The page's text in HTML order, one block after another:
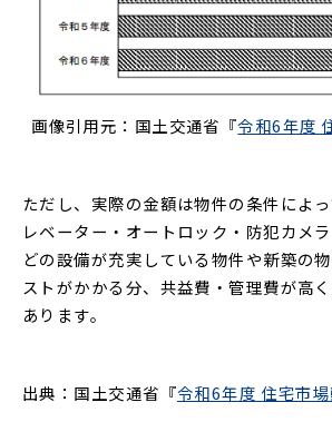
画像引用元：国土交通省『令和6年度
ただし、実際の金額は物件の条件によ
レベーター・オートロック・防犯カメ
どの設備が充実している物件や新築の
ストがかかる分、共益費・管理費が高
あります。
出典：国土交通省『令和6年度 住宅市